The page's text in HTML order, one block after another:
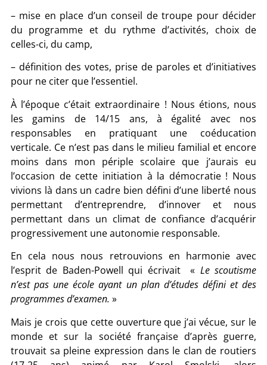
– mise en place d’un conseil de troupe pour décider
du programme et du rythme d’activités, choix de
celles-ci, du camp,
– définition des votes, prise de paroles et d’initiatives
pour ne citer que l’essentiel.
À l’époque c’était extraordinaire ! Nous étions, nous
les gamins de 14/15 ans, à égalité avec nos
responsables en pratiquant une coéducation
verticale. Ce n’est pas dans le milieu familial et encore
moins dans mon périple scolaire que j’aurais eu
l’occasion de cette initiation à la démocratie ! Nous
vivions là dans un cadre bien défini d’une liberté nous
permettant d’entreprendre, d’innover et nous
permettant dans un climat de confiance d’acquérir
progressivement une autonomie responsable.
En cela nous nous retrouvions en harmonie avec
l’esprit de Baden-Powell qui écrivait « Le scoutisme
n’est pas une école ayant un plan d’études défini et des
programmes d’examen. »
Mais je crois que cette ouverture que j’ai vécue, sur le
monde et sur la société française d’après guerre,
trouvait sa pleine expression dans le clan de routiers